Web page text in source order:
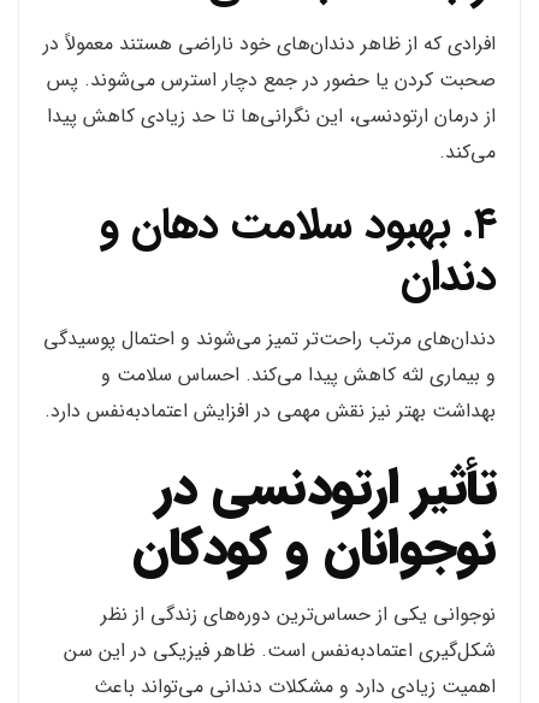
افرادی که از ظاهر دندان‌های خود ناراضی هستند معمولاً در
صحبت کردن یا حضور در جمع دچار استرس می‌شوند. پس
از درمان ارتودنسی، این نگرانی‌ها تا حد زیادی کاهش پیدا
می‌کند.
۴. بهبود سلامت دهان و
دندان
دندان‌های مرتب راحت‌تر تمیز می‌شوند و احتمال پوسیدگی
و بیماری لثه کاهش پیدا می‌کند. احساس سلامت و
بهداشت بهتر نیز نقش مهمی در افزایش اعتمادبه‌نفس دارد.
تأثیر ارتودنسی در
نوجوانان و کودکان
نوجوانی یکی از حساس‌ترین دوره‌های زندگی از نظر
شکل‌گیری اعتمادبه‌نفس است. ظاهر فیزیکی در این سن
اهمیت زیادی دارد و مشکلات دندانی می‌تواند باعث